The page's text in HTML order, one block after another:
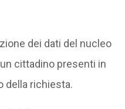
dei dati del nucleo
cittadino presenti in
della richiesta.